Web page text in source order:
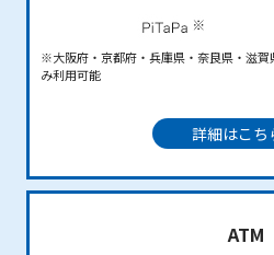
※大阪府・京都府・兵庫県・奈良県・滋
み利用可能
詳細はこち
ATM